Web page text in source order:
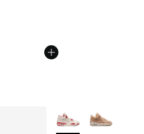
Plus de couleurs